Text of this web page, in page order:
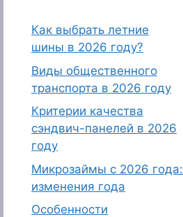
Как выбрать летние
шины в 2026 году?
Виды общественного
транспорта в 2026 году
Критерии качества
сэндвич-панелей в 2026
году
Микрозаймы с 2026 года:
изменения года
Особенности